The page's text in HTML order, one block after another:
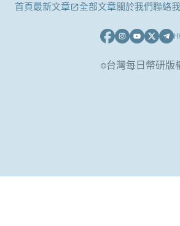
首頁最新文章 全部文章關於我們聯絡
©台灣每日幣研版